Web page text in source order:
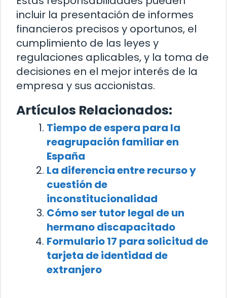
incluir la presentación de informes
financieros precisos y oportunos, el
cumplimiento de las leyes y
regulaciones aplicables, y la toma de
decisiones en el mejor interés de la
empresa y sus accionistas.
Artículos Relacionados:
Tiempo de espera para la
reagrupación familiar en
España
La diferencia entre recurso y
cuestión de
inconstitucionalidad
Cómo ser tutor legal de un
hermano discapacitado
Formulario 17 para solicitud de
tarjeta de identidad de
extranjero